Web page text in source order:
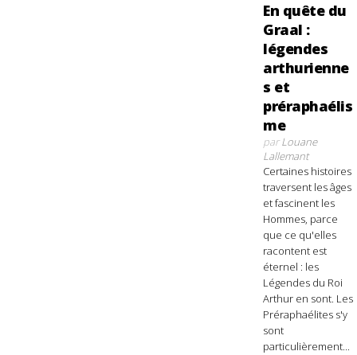
En quête du
Graal :
légendes
arthurienne
s et
préraphaélis
me
parLouane
Lallemant
Certaines histoires
traversent les âges
et fascinent les
Hommes, parce
que ce qu'elles
racontent est
éternel : les
Légendes du Roi
Arthur en sont. Les
Préraphaélites s'y
sont
particulièrement...